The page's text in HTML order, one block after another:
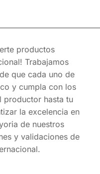
productos
Trabajamos
que cada uno de
y cumpla con los
productor hasta tu
la excelencia en
de nuestros
y validaciones de